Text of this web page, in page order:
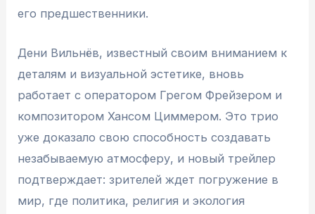
его предшественники.
Дени Вильнёв, известный своим вниманием к
деталям и визуальной эстетике, вновь
работает с оператором Грегом Фрейзером и
композитором Хансом Циммером. Это трио
уже доказало свою способность создавать
незабываемую атмосферу, и новый трейлер
подтверждает: зрителей ждет погружение в
мир, где политика, религия и экология